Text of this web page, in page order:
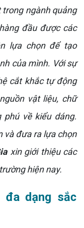
ngành quảng
đầu được các
lựa chọn để tạo
của mình. Với sự
cắt khắc tự động
vật liệu, chữ
phú về kiểu dáng.
và đưa ra lựa chọn
xin giới thiệu các
hiện nay.
đa dạng sắc